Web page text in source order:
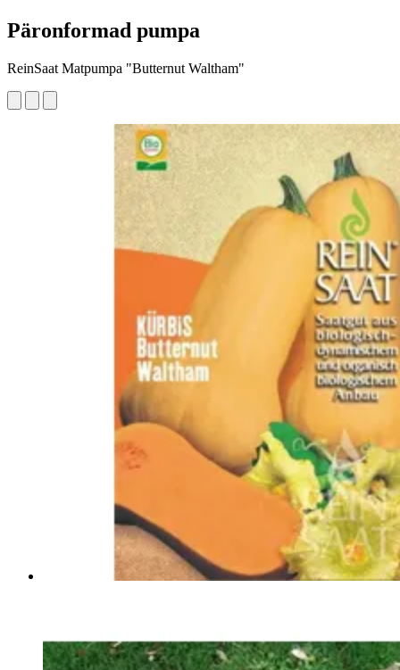
Päronformad pumpa
ReinSaat Matpumpa "Butternut Waltham"